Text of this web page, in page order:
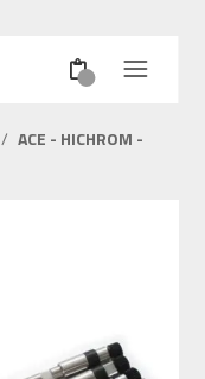
/ ACE - HICHROM -